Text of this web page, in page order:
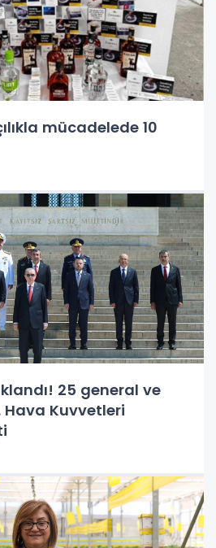
mücadelede 10
25 general ve
Kuvvetleri